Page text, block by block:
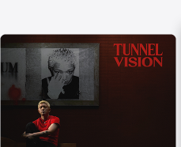
口
中
打
开)